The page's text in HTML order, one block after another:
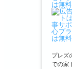
プレズ
での家